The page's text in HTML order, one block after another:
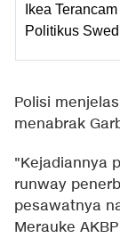
Ikea
Politikus
Polisi
menabrak
"Kejadiannya
runway
pesawatnya
Merauke